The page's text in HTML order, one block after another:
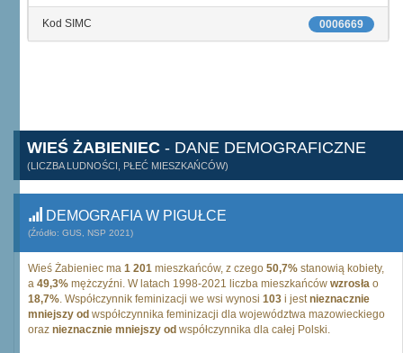
0006669
Kod SIMC
WIEŚ ŻABIENIEC - DANE DEMOGRAFICZNE
(LICZBA LUDNOŚCI, PŁEĆ MIESZKAŃCÓW)
DEMOGRAFIA W PIGUŁCE
(Źródło: GUS, NSP 2021)
Wieś Żabieniec ma 1 201 mieszkańców, z czego 50,7% stanowią kobiety,
a 49,3% mężczyźni. W latach 1998-2021 liczba mieszkańców wzrosła o
18,7%. Współczynnik feminizacji we wsi wynosi 103 i jestnieznacznie
mniejszy od współczynnika feminizacji dla województwa mazowieckiego
oraz nieznacznie mniejszy od współczynnika dla całej Polski.